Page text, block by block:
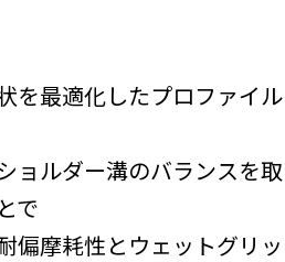
を最適化したプロファイル
ョルダー溝のバランスを
で
偏摩耗性とウェットグリ